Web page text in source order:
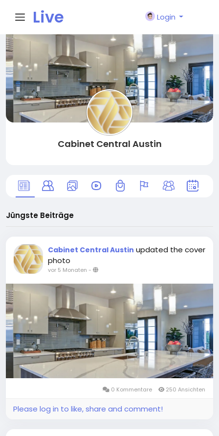
Live
City I
n
Login
Cabinet Central Austin
Jüngste Beiträge
Cabinet Central Austin updated the cover
photo
vor 5 Monaten -
0 Kommentare 250 Ansichten
Please log in to like, share and comment!